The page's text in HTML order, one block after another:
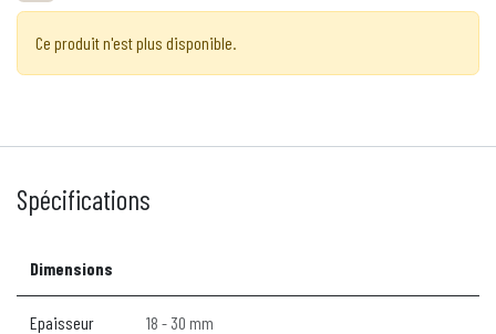
Ce produit n'est plus disponible.
Spécifications
Dimensions
Epaisseur 18 - 30 mm